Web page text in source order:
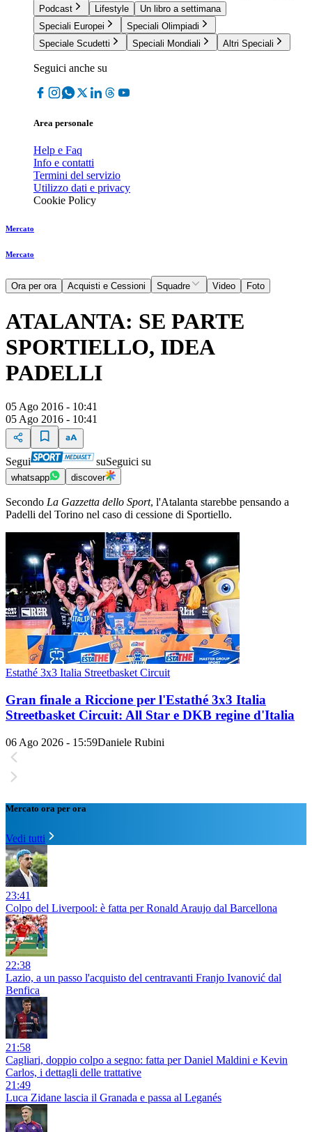
Podcast
Lifestyle
Un libro a settimana
Speciali Europei
Speciali Olimpiadi
Speciale Scudetti
Speciali Mondiali Altri Speciali
Seguici anche su
Area personale
Help e Faq
Info e contatti
Termini del servizio
Utilizzo dati e privacy
Cookie Policy
Mercato
Mercato
Ora per ora Acquisti e Cessioni Squadre Video Foto
ATALANTA: SE PARTE
SPORTIELLO, IDEA
PADELLI
05 Ago 2016 - 10:41
05 Ago 2016 - 10:41
Segui suSeguici su
whatsapp discover
Secondo La Gazzetta dello Sport, l'Atalanta starebbe pensando a
Padelli del Torino nel caso di cessione di Sportiello.
Estathé 3x3 Italia Streetbasket Circuit
Gran finale a Riccione per l'Estathé 3x3 Italia
Streetbasket Circuit: All Star e DKB regine d'Italia
06 Ago 2026 - 15:59Daniele Rubini
Mercato ora per ora
Vedi tutti
23:41
Colpo del Liverpool: è fatta per Ronald Araujo dal Barcellona
22:38
Lazio, a un passo l'acquisto del centravanti Franjo Ivanović dal
Benfica
21:58
Cagliari, doppio colpo a segno: fatta per Daniel Maldini e Kevin
Carlos, i dettagli delle trattative
21:49
Luca Zidane lascia il Granada e passa al Leganés